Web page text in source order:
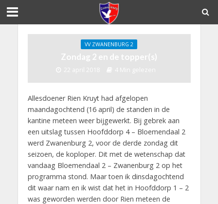
VV ZWANENBURG 2
Zondag 2 en de topper(s)
22 april 2018 4 Min gelezen
Allesdoener Rien Kruyt had afgelopen
maandagochtend (16 april) de standen in de
kantine meteen weer bijgewerkt. Bij gebrek aan
een uitslag tussen Hoofddorp 4 – Bloemendaal 2
werd Zwanenburg 2, voor de derde zondag dit
seizoen, de koploper. Dit met de wetenschap dat
vandaag Bloemendaal 2 – Zwanenburg 2 op het
programma stond. Maar toen ik dinsdagochtend
dit waar nam en ik wist dat het in Hoofddorp 1 – 2
was geworden werden door Rien meteen de